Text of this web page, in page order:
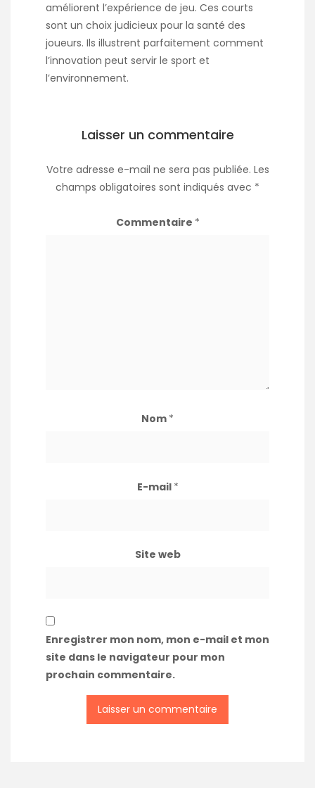
améliorent l’expérience de jeu. Ces courts
sont un choix judicieux pour la santé des
joueurs. Ils illustrent parfaitement comment
l’innovation peut servir le sport et
l’environnement.
Laisser un commentaire
Votre adresse e-mail ne sera pas publiée. Les
champs obligatoires sont indiqués avec *
Commentaire *
Nom *
E-mail *
Site web
Enregistrer mon nom, mon e-mail et mon
site dans le navigateur pour mon
prochain commentaire.